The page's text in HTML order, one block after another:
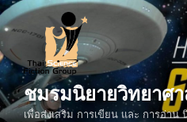
ข้าม
ไป
ยัง
บทความ
ชมรมนิยายวิทยาศ
เพื่อส่งเสริม การเขียน และ การอ่า